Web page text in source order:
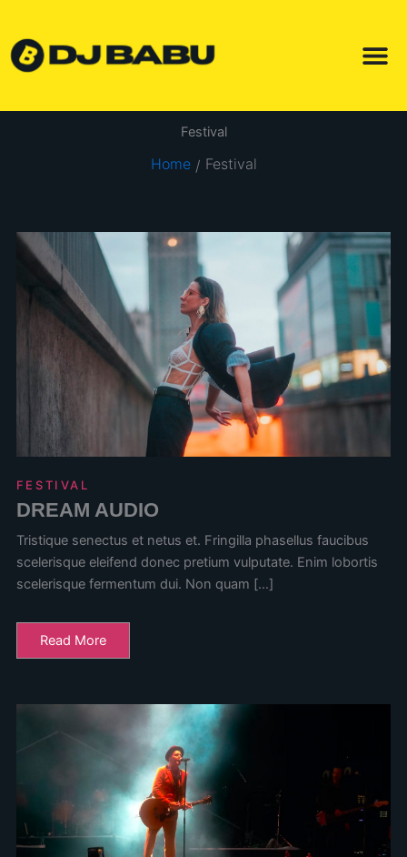
content
Festival
Home / Festival
FESTIVAL
DREAM AUDIO
Tristique senectus et netus et. Fringilla phasellus faucibus
scelerisque eleifend donec pretium vulputate. Enim lobortis
scelerisque fermentum dui. Non quam […]
Read More